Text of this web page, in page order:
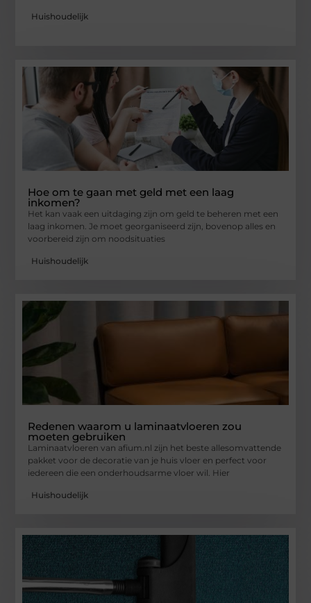
Huishoudelijk
Hoe om te gaan met geld met een laag
inkomen?
Het kan vaak een uitdaging zijn om geld te beheren met een
laag inkomen. Je moet georganiseerd zijn, bovenop alles en
voorbereid zijn om noodsituaties
Huishoudelijk
Redenen waarom u laminaatvloeren zou
moeten gebruiken
Laminaatvloeren van afium.nl zijn het beste allesomvattende
pakket voor de decoratie van je huis vloer en perfect voor
iedereen die een onderhoudsarme vloer wil. Hier
Huishoudelijk